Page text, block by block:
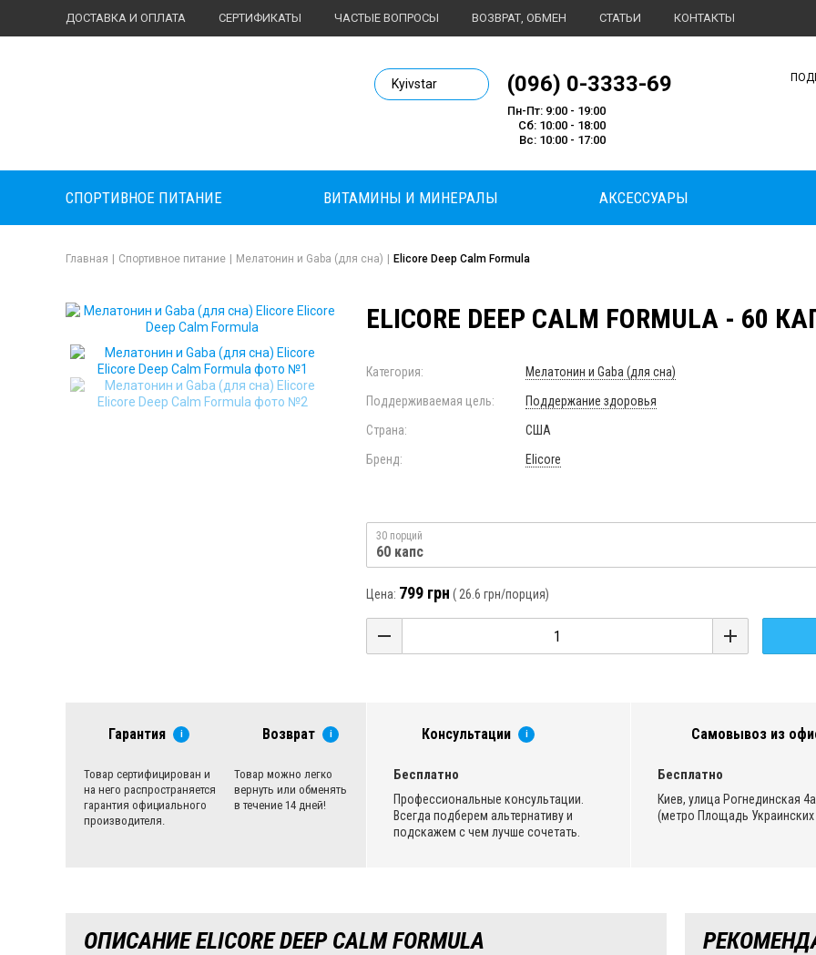
ДОСТАВКА И ОПЛАТА СЕРТИФИКАТЫ ЧАСТЫЕ ВОПРОСЫ ВОЗВРАТ, ОБМЕН СТАТЬИ КОНТАКТЫ
Body Market №1 магазин спортивного питания
Kyivstar (096) 0-3333-69
Пн-Пт: 9:00 - 19:00
Сб: 10:00 - 18:00
Вс: 10:00 - 17:00
СПОРТИВНОЕ ПИТАНИЕ ВИТАМИНЫ И МИНЕРАЛЫ АКСЕССУАРЫ
Главная Спортивное питание Мелатонин и Gaba (для сна) Elicore Deep Calm Formula
ELICORE DEEP CALM FORMULA - 60
Категория:
Мелатонин и Gaba (для сна)
Поддерживаемая цель:
Поддержание здоровья
Страна:
США
Бренд:
Elicore
30 порций
60 капс
Цена: 799 грн ( 26.6 грн/порция)
Гарантия i
Товар сертифицирован и
на него распространяется
гарантия официального
производителя.
Возврат i
Товар можно легко
вернуть или обменять
в течение 14 дней!
Консультации i
Бесплатно
Профессиональные консультации.
Всегда подберем альтернативу и
подскажем с чем лучше сочетать.
Самовывоз из
Бесплатно
Киев, улица Рогнединская
(метро Площадь Украинских
ОПИСАНИЕ ELICORE DEEP CALM FORMULA